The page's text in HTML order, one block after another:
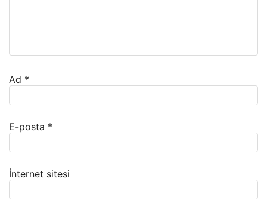
Ad *
E-posta *
İnternet sitesi